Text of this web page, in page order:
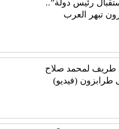
رئيس دولة”..
تبهر العرب
لمحمد صلاح
طرابزون (فيديو)